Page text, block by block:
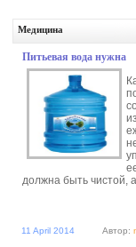
Медицина
Питьевая вода нужна
должна быть чистой,
11 April 2014 Автор: